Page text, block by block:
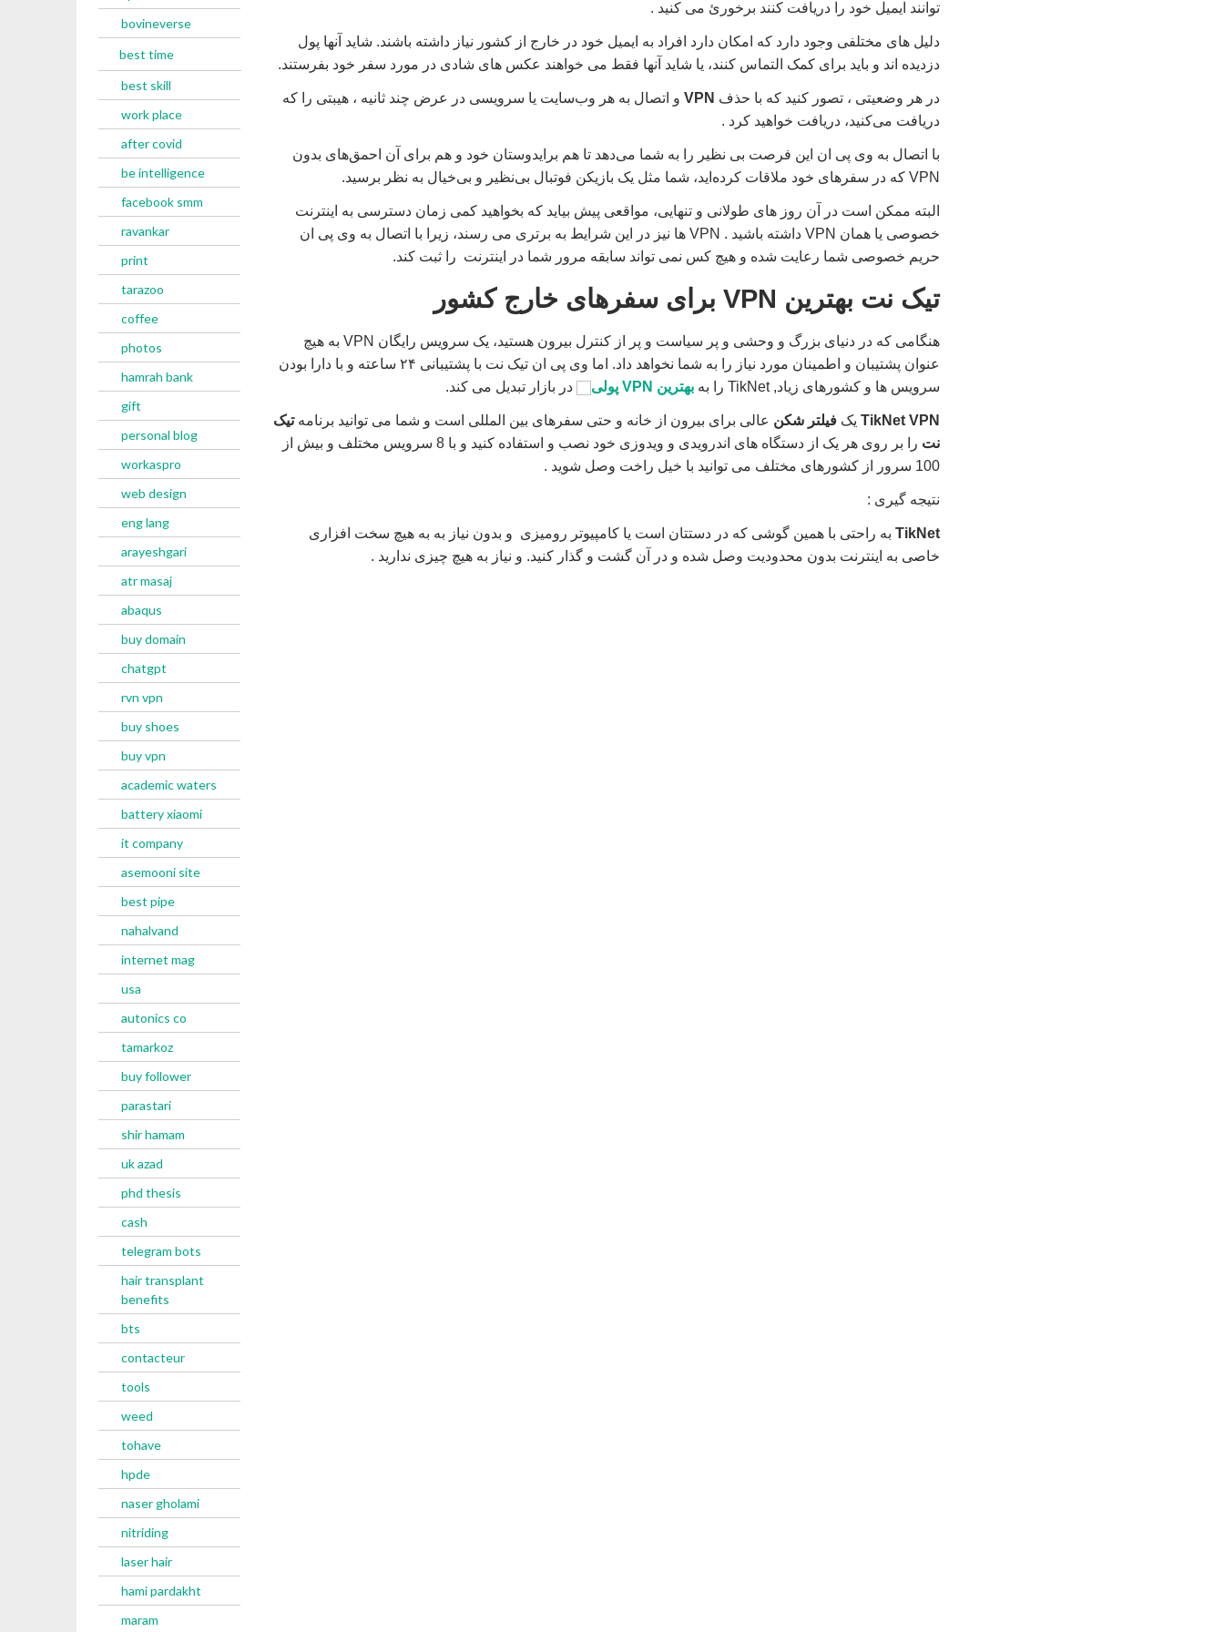
bovineverse
best time
best skill
work place
after covid
be intelligence
facebook smm
ravankar
print
tarazoo
coffee
photos
hamrah bank
gift
personal blog
workaspro
web design
eng lang
arayeshgari
atr masaj
abaqus
buy domain
chatgpt
rvn vpn
buy shoes
buy vpn
academic waters
battery xiaomi
it company
asemooni site
best pipe
nahalvand
internet mag
usa
autonics co
tamarkoz
buy follower
parastari
shir hamam
uk azad
phd thesis
cash
telegram bots
hair transplant
benefits
bts
contacteur
tools
weed
tohave
hpde
naser gholami
nitriding
laser hair
hami pardakht
maram
توانند ایمیل خود را دریافت کنند برخورئ می کنید .
دلیل های مختلفی وجود دارد که امکان دارد افراد به ایمیل خود در خارج از کشور نیاز داشته باشند. شاید آنها پول
دزدیده اند و باید برای کمک التماس کنند، یا شاید آنها فقط می خواهند عکس های شادی در مورد سفر خود بفرستند.
در هر وضعیتی ، تصور کنید که با حذف VPN و اتصال به هر وب‌سایت یا سرویسی در عرض چند ثانیه ، هیبتی را که
دریافت می‌کنید، دریافت خواهید کرد .
با اتصال به وی پی ان این فرصت بی نظیر را به شما می‌دهد تا هم برایدوستان خود و هم برای آن احمق‌های بدون
VPN که در سفرهای خود ملاقات کرده‌اید، شما مثل یک بازیکن فوتبال بی‌نظیر و بی‌خیال به نظر برسید.
البته ممکن است در آن روز های طولانی و تنهایی، مواقعی پیش بیاید که بخواهید کمی زمان دسترسی به اینترنت
خصوصی یا همان VPN داشته باشید . VPN ها نیز در این شرایط به برتری می رسند، زیرا با اتصال به وی پی ان
حریم خصوصی شما رعایت شده و هیچ کس نمی تواند سابقه مرور شما در اینترنت را ثبت کند.
تیک نت بهترین VPN برای سفرهای خارج کشور
هنگامی که در دنیای بزرگ و وحشی و پر سیاست و پر از کنترل بیرون هستید، یک سرویس رایگان VPN به هیچ
عنوان پشتیبان و اطمینان مورد نیاز را به شما نخواهد داد. اما وی پی ان تیک نت با پشتیبانی ۲۴ ساعته و با دارا بودن
سرویس ها و کشورهای زیاد, TikNet را به
بهترین VPN پولی
Links
an
external
site.
در بازار تبدیل می کند.
TikNet VPN یک فیلتر شکن عالی برای بیرون از خانه و حتی سفرهای بین المللی است و شما می توانید برنامهتیک
نت
را بر روی هر یک از دستگاه های اندرویدی و ویدوزی خود نصب و استفاده کنید و با 8 سرویس مختلف و بیش از
100 سرور از کشورهای مختلف می توانید با خیل راخت وصل شوید .
نتیجه گیری :
TikNet به راحتی با همین گوشی که در دستتان است یا کامپیوتر رومیزی و بدون نیاز به به هیچ سخت افزاری
خاصی به اینترنت بدون محدودیت وصل شده و در آن گشت و گذار کنید. و نیاز به هیچ چیزی ندارید .